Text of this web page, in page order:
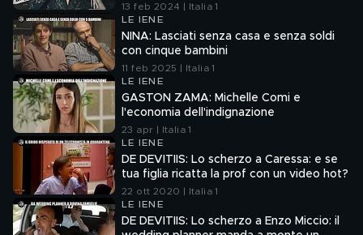
13 feb 2024 | Italia 1
LE IENE
NINA: Lasciati senza casa e senza soldi
con cinque bambini
11 feb 2025 | Italia 1
LE IENE
GASTON ZAMA: Michelle Comi e
l'economia dell'indignazione
23 apr | Italia 1
LE IENE
DE DEVITIIS: Lo scherzo a Caressa: e se
tua figlia ricatta la prof con un video hot?
22 ott 2020 | Italia 1
LE IENE
DE DEVITIIS: Lo scherzo a Enzo Miccio: il